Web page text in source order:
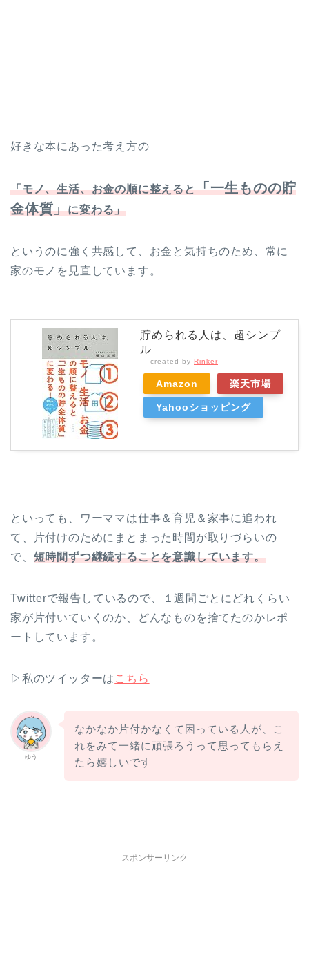
好きな本にあった考え方の
「モノ、生活、お金の順に整えると「一生ものの貯
金体質」に変わる」
というのに強く共感して、お金と気持ちのため、常に
家のモノを見直しています。
貯められる人は、超シンプ
ル
created by Rinker
Amazon 楽天市場
Yahooショッピング
といっても、ワーママは仕事＆育児＆家事に追われ
て、片付けのためにまとまった時間が取りづらいの
で、 短時間ずつ継続することを意識しています。
Twitterで報告しているので、１週間ごとにどれくらい
家が片付いていくのか、どんなものを捨てたのかレポ
ートしています。
▷私のツイッターは こちら
ゆう
なかなか片付かなくて困っている人が、こ
れをみて一緒に頑張ろうって思ってもらえ
たら嬉しいです
スポンサーリンク